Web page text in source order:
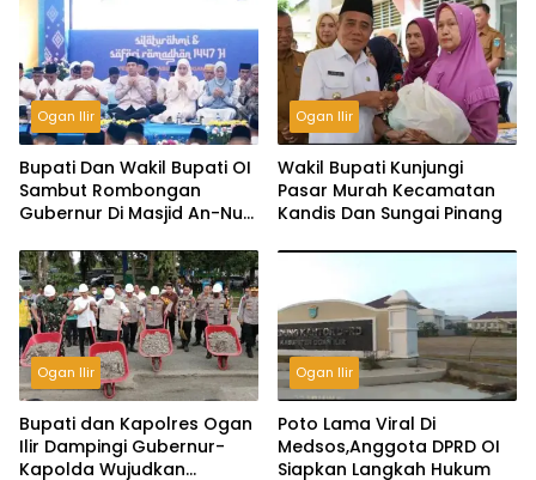
Ogan Ilir
Bupati Dan Wakil Bupati OI
Sambut Rombongan
Gubernur Di Masjid An-Nur
Ogan Ilir
Wakil Bupati Kunjungi
Pasar Murah Kecamatan
Kandis Dan Sungai Pinang
Ogan Ilir
Bupati dan Kapolres Ogan
Ilir Dampingi Gubernur-
Kapolda Wujudkan
Ogan Ilir
Poto Lama Viral Di
Medsos,Anggota DPRD OI
Siapkan Langkah Hukum